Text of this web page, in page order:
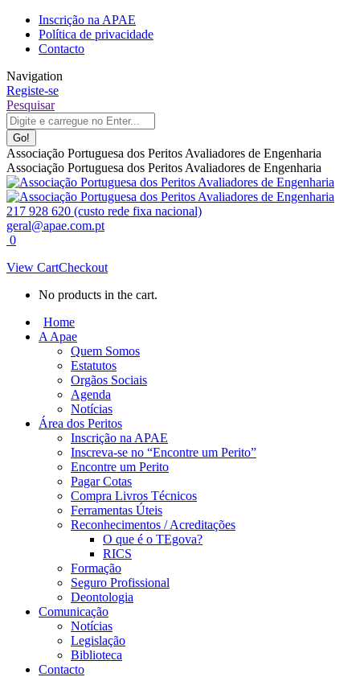
Skip
content
Inscrição na APAE
Política de privacidade
Contacto
Navigation
Registe-se
Facebook
page
opens
in
new
window
Linkedin
page
opens
in
new
window
Instagram
page
opens
in
new
window
Search:
Pesquisar
Associação Portuguesa dos Peritos Avaliadores de Engenharia
Associação Portuguesa dos Peritos Avaliadores de Engenharia
217 928 620 (custo rede fixa nacional)
geral@apae.com.pt
0
View CartCheckout
No products in the cart.
Home
A Apae
Quem Somos
Estatutos
Orgãos Sociais
Agenda
Notícias
Área dos Peritos
Inscrição na APAE
Inscreva-se no “Encontre um Perito”
Encontre um Perito
Pagar Cotas
Compra Livros Técnicos
Ferramentas Úteis
Reconhecimentos / Acreditações
O que é o TEgova?
RICS
Formação
Seguro Profissional
Deontologia
Comunicação
Notícias
Legislação
Biblioteca
Contacto